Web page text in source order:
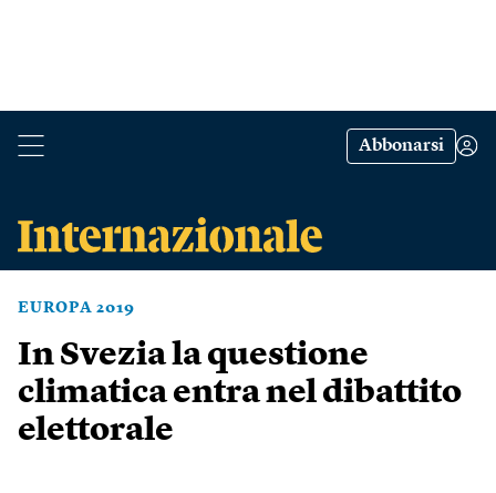
Abbonarsi
EUROPA 2019
In Svezia la questione
climatica entra nel dibattito
elettorale